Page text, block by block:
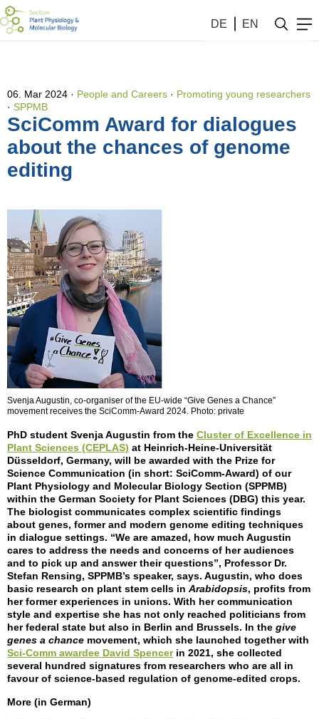
DE EN
06. Mar 2024 People and Careers · Promoting young researchers
· SPPMB
SciComm Award for dialogues
about the chances of genome
editing
Svenja Augustin, co-organiser of the EU-wide “Give Genes a Chance”
movement receives the SciComm-Award 2024. Photo: private
PhD student Svenja Augustin from the Cluster of Excellence in
Plant Sciences (CEPLAS) at Heinrich-Heine-Universität
Düsseldorf, Germany, will be awarded with the Prize for
Science Communication (in short: SciComm-Award) of our
Plant Physiology and Molecular Biology Section (SPPMB)
within the German Society for Plant Sciences (DBG) this year.
The biologist communicates complex scientific findings
about genes, former and modern genome editing techniques
in dialogue settings. “We are amazed, how much Augustin
cares to address the needs and concerns of her audiences
and to pick up and answer their questions”, Professor Dr.
Stefan Rensing, SPPMB’s speaker, says. Augustin, who does
basic research on plant stem cells in Arabidopsis, profits from
her former experiences in unions. With her communication
style and expertise she has not only reached politicians from
her federal state but also in Berlin and Brussels. In the give
genes a chance movement, which she launched together with
Sci-Comm awardee David Spencerin 2021, she collected
several hundred signatures from researchers who are all in
favour of science-based regulation of genome-edited crops.
More (in German)